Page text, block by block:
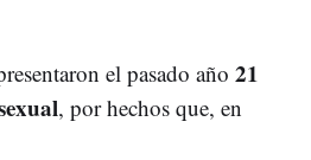
el pasado año 21
, por hechos que, en